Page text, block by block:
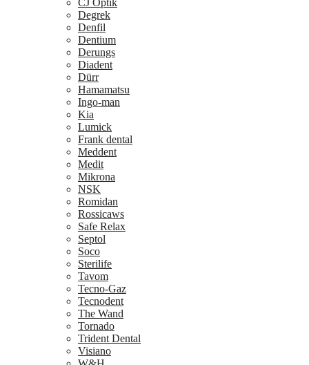
Degrek
Denfil
Dentium
Derungs
Diadent
Dürr
Hamamatsu
Ingo-man
Kia
Lumick
Frank dental
Meddent
Medit
Mikrona
NSK
Romidan
Rossicaws
Safe Relax
Septol
Soco
Sterilife
Tavom
Tecno-Gaz
Tecnodent
The Wand
Tornado
Trident Dental
Visiano